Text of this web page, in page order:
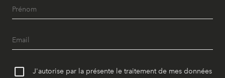
J'autorise par la présente le traitement de mes données